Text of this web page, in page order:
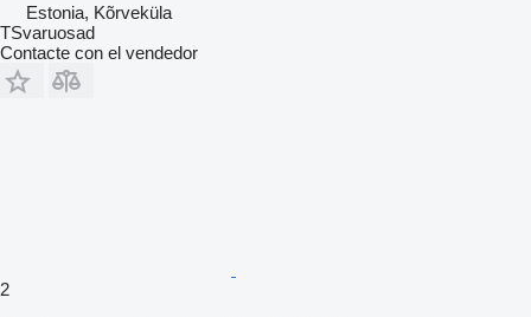
Estonia, Kõrveküla
TSvaruosad
Contacte con el vendedor
2